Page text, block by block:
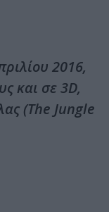
2016,
και σε 3D,
(The Jungle